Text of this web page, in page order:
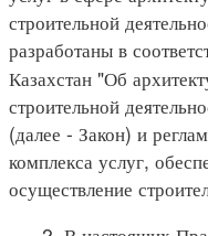
строительной
разработаны в
Казахстан "Об
строительной
(далее - Закон) и
комплекса услуг,
осуществление